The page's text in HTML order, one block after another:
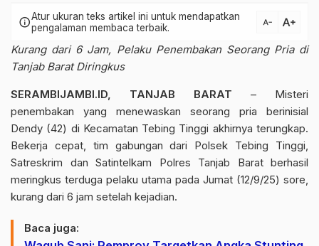
infoAtur ukuran teks artikel ini untuk mendapatkan
pengalaman membaca terbaik.
text_decrease text_increase
Kurang dari 6 Jam, Pelaku Penembakan Seorang Pria di
Tanjab Barat Diringkus
SERAMBIJAMBI.ID, TANJAB BARAT – Misteri
penembakan yang menewaskan seorang pria berinisial
Dendy (42) di Kecamatan Tebing Tinggi akhirnya terungkap.
Bekerja cepat, tim gabungan dari Polsek Tebing Tinggi,
Satreskrim dan Satintelkam Polres Tanjab Barat berhasil
meringkus terduga pelaku utama pada Jumat (12/9/25) sore,
kurang dari 6 jam setelah kejadian.
Baca juga: